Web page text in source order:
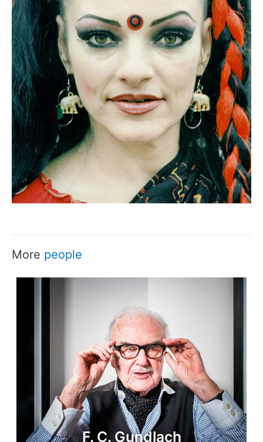
More people
F. C. Gundlach